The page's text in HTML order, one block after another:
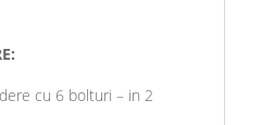
cu 6 bolturi – in 2